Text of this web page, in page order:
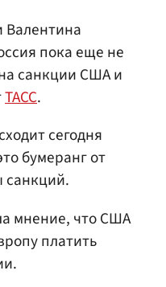
Валентина
пока еще не
санкции США и
ТАСС.
сегодня
бумеранг от
санкций.
мнение, что США
платить